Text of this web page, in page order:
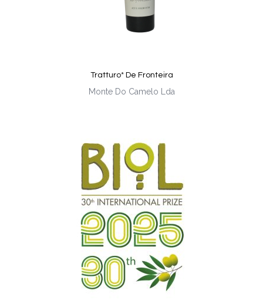
Tratturo* De Fronteira
Monte Do Camelo Lda